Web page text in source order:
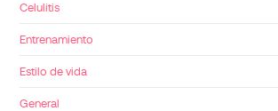
Celulitis
Entrenamiento
Estilo de vida
General